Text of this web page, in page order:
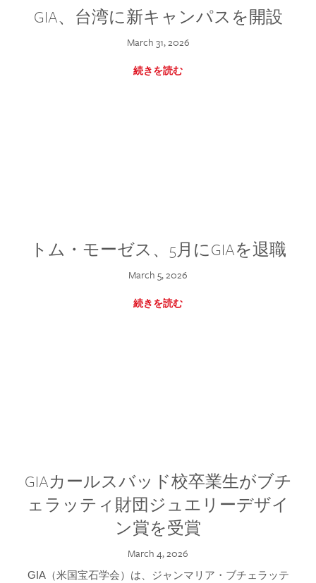
GIA、台湾に新キャンパスを開設
March 31, 2026
続きを読む
トム・モーゼス、5月にGIAを退職
March 5, 2026
続きを読む
GIAカールスバッド校卒業生がブチ
ェラッティ財団ジュエリーデザイ
ン賞を受賞
March 4, 2026
GIA（米国宝石学会）は、ジャンマリア・ブチェラッテ